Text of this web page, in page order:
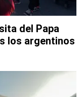
del Papa
los argentinos